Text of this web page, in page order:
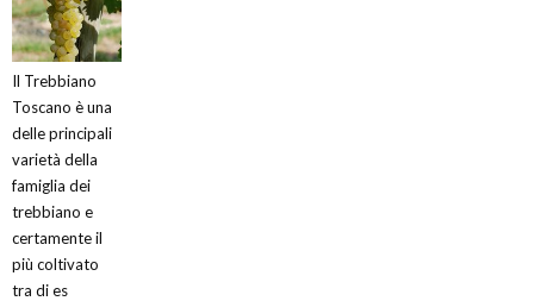
Il Trebbiano
Toscano è una
delle principali
varietà della
famiglia dei
trebbiano e
certamente il
più coltivato
tra di es